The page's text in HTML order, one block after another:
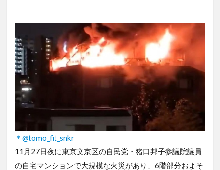
＊@tomo_fit_snkr
11月27日夜に東京文京区の自民党・猪口邦子参議院議員
の自宅マンションで大規模な火災があり、6階部分およそ